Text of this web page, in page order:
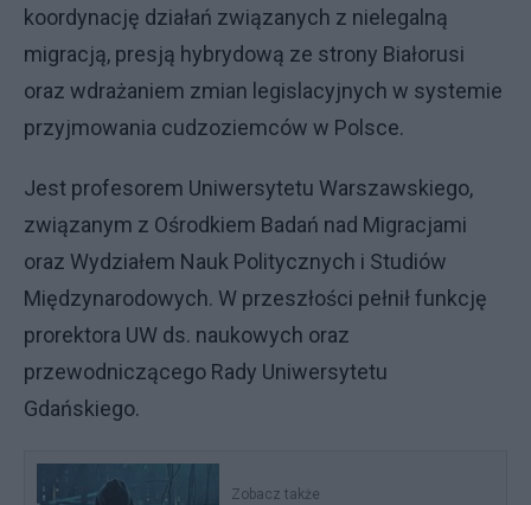
koordynację działań związanych z nielegalną
migracją, presją hybrydową ze strony Białorusi
oraz wdrażaniem zmian legislacyjnych w systemie
przyjmowania cudzoziemców w Polsce.
Jest profesorem Uniwersytetu Warszawskiego,
związanym z Ośrodkiem Badań nad Migracjami
oraz Wydziałem Nauk Politycznych i Studiów
Międzynarodowych. W przeszłości pełnił funkcję
prorektora UW ds. naukowych oraz
przewodniczącego Rady Uniwersytetu
Gdańskiego.
Zobacz także